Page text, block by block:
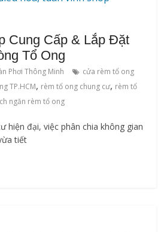
Cung Cấp & Lắp Đặt
Tổ Ong
Phơi Thông Minh
cửa rèm tổ ong
TP.HCM, rèm tổ ong chung cư, rèm tổ
ngăn rèm tổ ong
hiện đại, việc phân chia không gian
tiết